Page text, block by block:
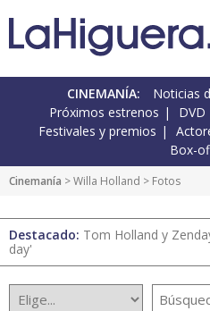
CINEMANÍA: Noticias
Próximos estrenos
DVD
Festivales y premios
Box-
Cinemanía >Willa Holland > Fotos
Destacado: Tom Holland y
day'